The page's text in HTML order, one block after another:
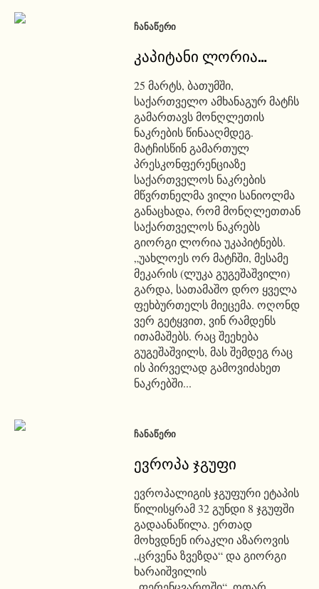
ᲩᲐᲜᲐᲬᲔᲠᲘ
კაპიტანი ლორია…
25 მარტს, ბათუმში,
საქართველო ამხანაგურ მატჩს
გამართავს მონღლეთის
ნაკრების წინააღმდეგ.
მატჩისწინ გამართულ
პრესკონფერენციაზე
საქართველოს ნაკრების
მწვრთნელმა ვილი სანიოლმა
განაცხადა, რომ მონღლეთთან
საქართველოს ნაკრებს
გიორგი ლორია უკაპიტნებს.
„უახლოეს ორ მატჩში, მესამე
მეკარის (ლუკა გუგეშაშვილი)
გარდა, სათამაშო დრო ყველა
ფეხბურთელს მიეცემა. ოღონდ
ვერ გეტყვით, ვინ რამდენს
ითამაშებს. რაც შეეხება
გუგეშაშვილს, მას შემდეგ რაც
ის პირველად გამოვიძახეთ
ნაკრებში...
ᲩᲐᲜᲐᲬᲔᲠᲘ
ევროპა ჯგუფი
ევროპალიგის ჯგუფური ეტაპის
წილისყრამ 32 გუნდი 8 ჯგუფში
გადაანაწილა. ერთად
მოხვდნენ ირაკლი აზაროვის
„ცრვენა ზვეზდა“ და გიორგი
ხარაიშვილის